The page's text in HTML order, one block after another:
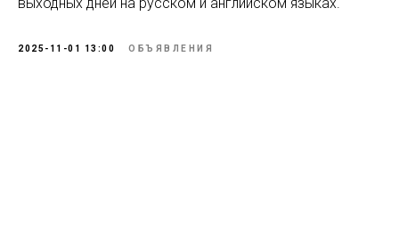
2025-11-01 13:00 ОБЪЯВЛЕНИЯ